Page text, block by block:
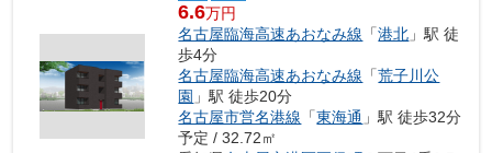
6.6万円
名古屋臨海高速あおなみ線 「港北 」駅 徒
歩4分
名古屋臨海高速あおなみ線 「荒子川公
園 」駅 徒歩20分
名古屋市営名港線 「東海通 」駅 徒歩32分
予定 / 32.72㎡